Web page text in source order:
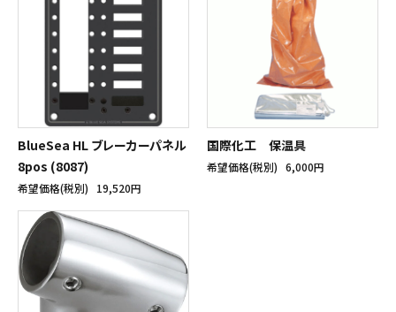
BlueSea HL ブレーカーパネル
8pos (8087)
希望価格(税別) 19,520円
国際化工 保温具
希望価格(税別) 6,000円